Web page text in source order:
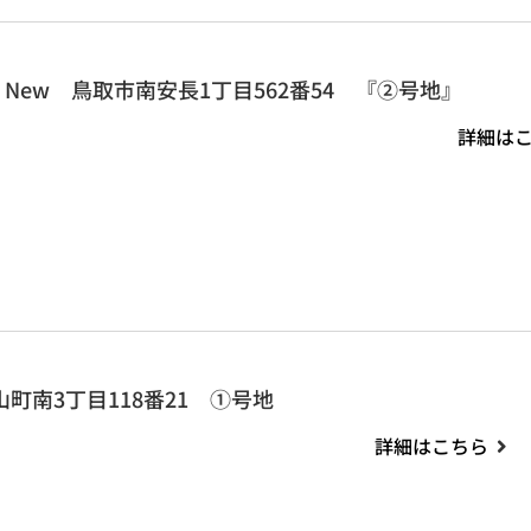
New 鳥取市南安長1丁目562番54 『②号地』
詳細は
町南3丁目118番21 ①号地
詳細はこちら